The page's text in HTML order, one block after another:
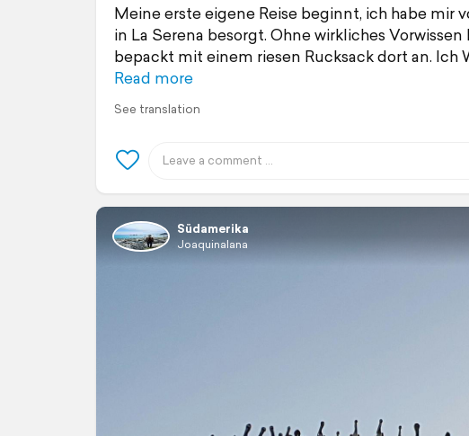
Meine erste eigene Reise beginnt, ich habe mir
in La Serena besorgt. Ohne wirkliches
bepackt mit einem riesen Rucksack dort an. Ich
Read more
See translation
Südamerika
Joaquinalana